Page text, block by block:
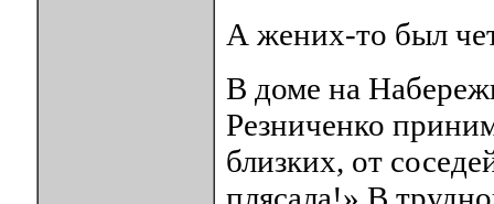
А жених-то был
В доме на
Резниченко
близких, от